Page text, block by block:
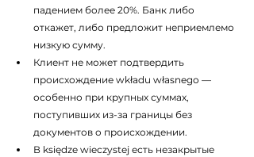
падением более 20%. Банк либо
откажет, либо предложит неприемлемо
низкую сумму.
Клиент не может подтвердить
происхождение wkładu własnego —
особенно при крупных суммах,
поступивших из-за границы без
документов о происхождении.
В księdze wieczystej есть незакрытые